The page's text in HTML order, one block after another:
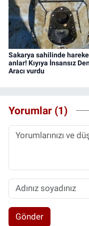
Sakarya sahilinde
anlar! Kıyıya İnsansız
Aracı vurdu
Yorumlar (1)
Gönder